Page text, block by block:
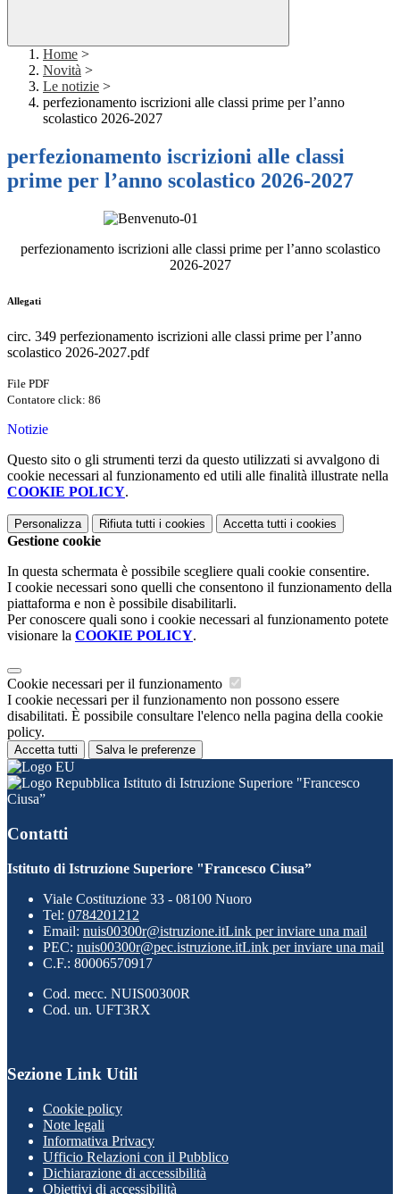
Home >
Novità >
Le notizie >
perfezionamento iscrizioni alle classi prime per l’anno
scolastico 2026-2027
perfezionamento iscrizioni alle classi
prime per l’anno scolastico 2026-2027
perfezionamento iscrizioni alle classi prime per l’anno scolastico
2026-2027
Allegati
circ. 349 perfezionamento iscrizioni alle classi prime per l’anno
scolastico 2026-2027.pdf
File PDF
Contatore click: 86
Notizie
Questo sito o gli strumenti terzi da questo utilizzati si avvalgono di
cookie necessari al funzionamento ed utili alle finalità illustrate nella
COOKIE POLICY.
Personalizza Rifiuta tutti i cookies Accetta tutti i cookies
Gestione cookie
In questa schermata è possibile scegliere quali cookie consentire.
I cookie necessari sono quelli che consentono il funzionamento della
piattaforma e non è possibile disabilitarli.
Per conoscere quali sono i cookie necessari al funzionamento potete
visionare la COOKIE POLICY.
Cookie necessari per il funzionamento
I cookie necessari per il funzionamento non possono essere
disabilitati. È possibile consultare l'elenco nella pagina della cookie
policy.
Accetta tutti Salva le preferenze
Istituto di Istruzione Superiore "Francesco
Ciusa”
Contatti
Istituto di Istruzione Superiore "Francesco Ciusa”
Viale Costituzione 33 - 08100 Nuoro
Tel: 0784201212
Email: nuis00300r@istruzione.itLink per inviare una mail
PEC: nuis00300r@pec.istruzione.itLink per inviare una mail
C.F.: 80006570917
Cod. mecc. NUIS00300R
Cod. un. UFT3RX
Sezione Link Utili
Cookie policy
Note legali
Informativa Privacy
Ufficio Relazioni con il Pubblico
Dichiarazione di accessibilità
Obiettivi di accessibilità